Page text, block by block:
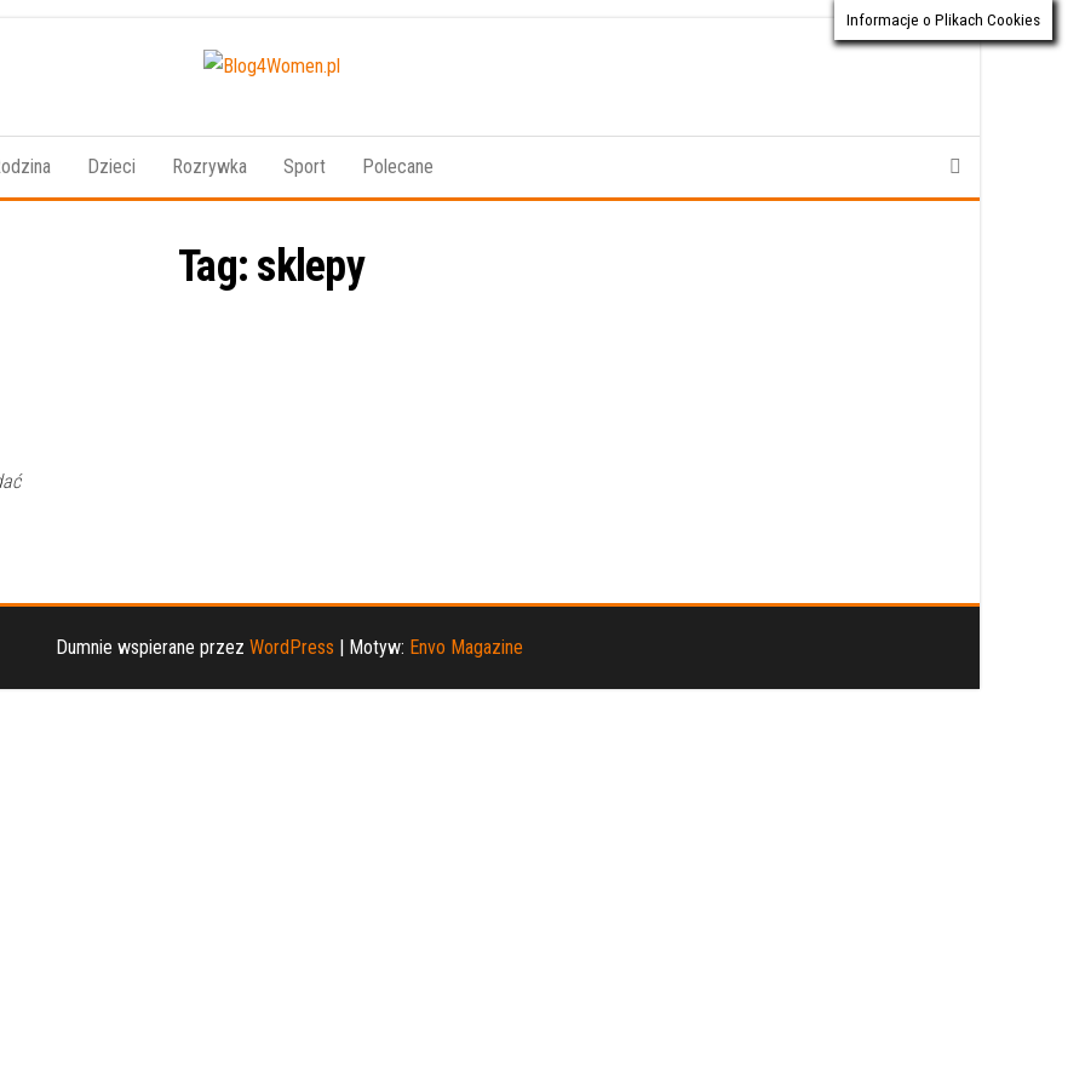
o dla
kobiet
Dzieci Rozrywka Sport Polecane
Tag: sklepy
Dumnie wspierane przez WordPress | Motyw: Envo Magazine
Informacje o Plikach Cookies